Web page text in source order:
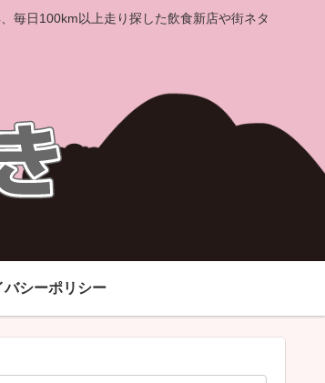
毎日100km以上走り探した飲食新店や街ネタ
バシーポリシー